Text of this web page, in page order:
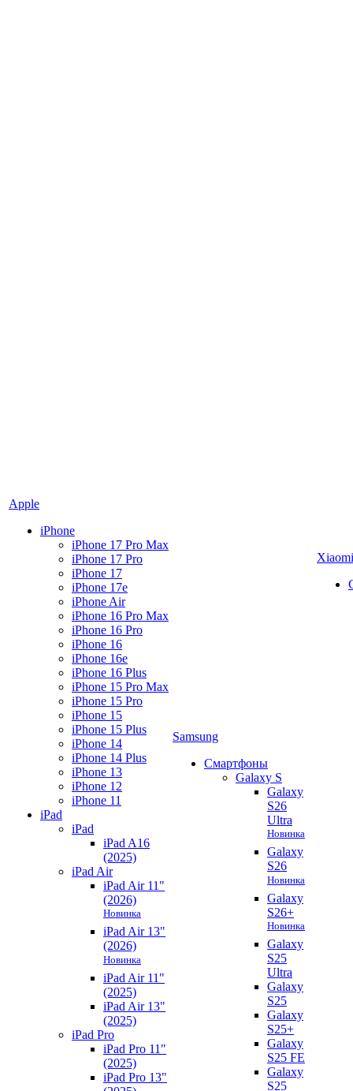
Apple
iPhone
iPhone 17 Pro Max
iPhone 17 Pro
iPhone 17
iPhone 17e
iPhone Air
iPhone 16 Pro Max
iPhone 16 Pro
iPhone 16
iPhone 16e
iPhone 16 Plus
iPhone 15 Pro Max
iPhone 15 Pro
iPhone 15
iPhone 15 Plus
iPhone 14
iPhone 14 Plus
iPhone 13
iPhone 12
iPhone 11
iPad
iPad
iPad A16
(2025)
iPad Air
iPad Air 11"
(2026)
Новинка
iPad Air 13"
(2026)
Новинка
iPad Air 11"
(2025)
iPad Air 13"
(2025)
iPad Pro
iPad Pro 11"
(2025)
iPad Pro 13"
Samsung
Смартфоны
Galaxy S
Galaxy
S26
Ultra
Новинка
Galaxy
S26
Новинка
Galaxy
S26+
Новинка
Galaxy
S25
Ultra
Galaxy
S25
Galaxy
S25+
Galaxy
S25 FE
Galaxy
S25
Xiaomi